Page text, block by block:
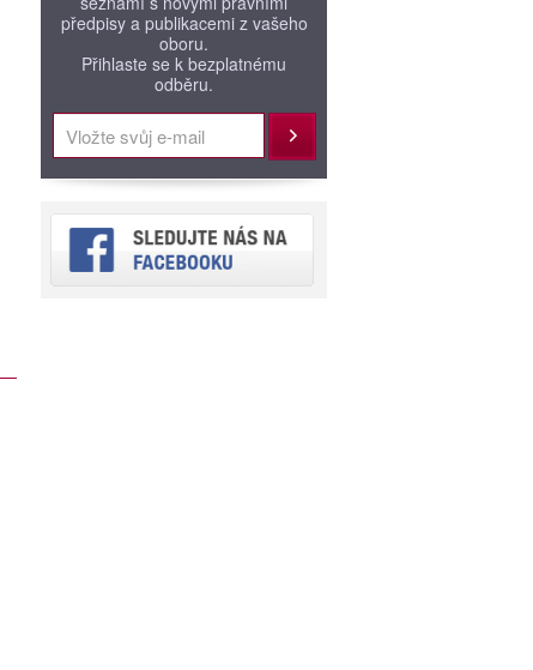
předpisy a publikacemi z vašeho
oboru.
Přihlaste se k bezplatnému
odběru.
Přihlásit